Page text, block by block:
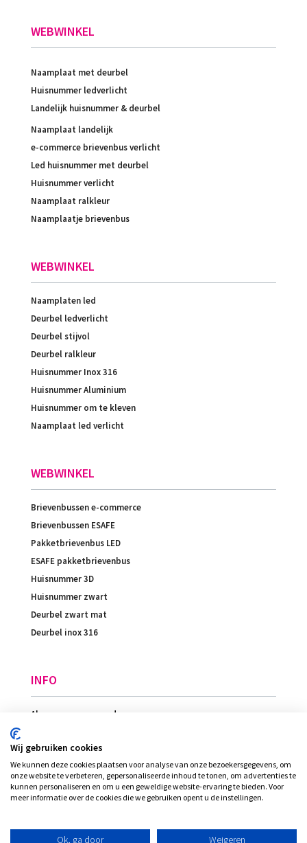
WEBWINKEL
Naamplaat met deurbel
Huisnummer ledverlicht
Landelijk huisnummer & deurbel
Naamplaat landelijk
e-commerce brievenbus verlicht
Led huisnummer met deurbel
Huisnummer verlicht
Naamplaat ralkleur
Naamplaatje brievenbus
WEBWINKEL
Naamplaten led
Deurbel ledverlicht
Deurbel stijvol
Deurbel ralkleur
Huisnummer Inox 316
Huisnummer Aluminium
Huisnummer om te kleven
Naamplaat led verlicht
WEBWINKEL
Brievenbussen e-commerce
Brievenbussen ESAFE
Pakketbrievenbus LED
ESAFE pakketbrievenbus
Huisnummer 3D
Huisnummer zwart
Deurbel zwart mat
Deurbel inox 316
INFO
Algemene voorwaarden
Levering
Ligging
© Plexi-view - INVENT bvba, alle rechten
Wij gebruiken cookies
We kunnen deze cookies plaatsen voor analyse van onze bezoekersgegevens, om
onze website te verbeteren, gepersonaliseerde inhoud te tonen, om advertenties te
kunnen personaliseren en om u een geweldige website-ervaring te bieden. Voor
meer informatie over de cookies die we gebruiken opent u de instellingen.
Ok, ga door Weigeren